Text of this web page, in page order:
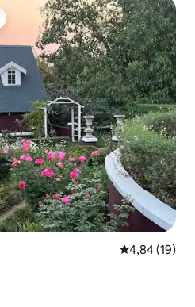
Évaluation
4,84 (19)